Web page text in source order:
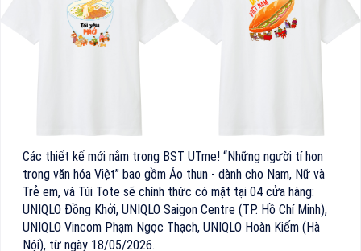
Các thiết kế mới nằm trong BST UTme! “Những người tí hon
trong văn hóa Việt” bao gồm Áo thun - dành cho Nam, Nữ và
Trẻ em, và Túi Tote sẽ chính thức có mặt tại 04 cửa hàng:
UNIQLO Đồng Khởi, UNIQLO Saigon Centre (TP. Hồ Chí Minh),
UNIQLO Vincom Phạm Ngọc Thạch, UNIQLO Hoàn Kiếm (Hà
Nội), từ ngày 18/05/2026.